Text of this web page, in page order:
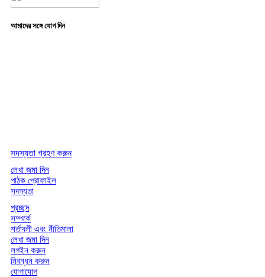
আমাদের সঙ্গে যোগ দিন
সদস্যতা গ্রহণ করুন
লেখা জমা দিন
পাঠক প্রোফাইল
সদস্যতা
প্রচ্ছদ
সম্পর্কে
শর্তাবলী এবং নীতিমালা
লেখা জমা দিন
লগইন করুন
নিবন্ধন করুন
যোগাযোগ